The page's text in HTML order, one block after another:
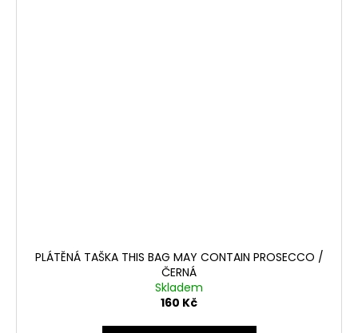
PLÁTĚNÁ TAŠKA THIS BAG MAY CONTAIN PROSECCO /
ČERNÁ
Skladem
160 Kč